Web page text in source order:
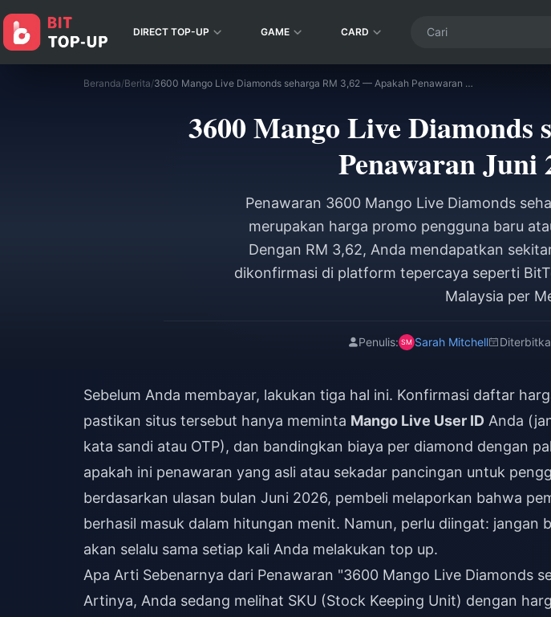
DIRECT TOP-UP GAME CARD
Beranda/Berita/ 3600 Mango Live Diamonds seharga RM 3,62 — Apakah Penawaran Juni 2026 Ini Nyata?
3600 Mango Live
Penawaran Juni
Penawaran 3600 Mango Live Diamonds
merupakan harga promo pengguna baru
Dengan RM 3,62, Anda mendapatkan
dikonfirmasi di platform tepercaya seperti
Malaysia per
Penulis: Sarah Mitchell
Sebelum Anda membayar, lakukan tiga hal ini. Konfirmasi daftar
pastikan situs tersebut hanya meminta Mango Live User ID Anda
kata sandi atau OTP), dan bandingkan biaya per diamond dengan
apakah ini penawaran yang asli atau sekadar pancingan untuk
berdasarkan ulasan bulan Juni 2026, pembeli melaporkan bahwa
berhasil masuk dalam hitungan menit. Namun, perlu diingat: jangan
akan selalu sama setiap kali Anda melakukan top up.
Apa Arti Sebenarnya dari Penawaran "3600 Mango Live Diamonds
Artinya, Anda sedang melihat SKU (Stock Keeping Unit) dengan